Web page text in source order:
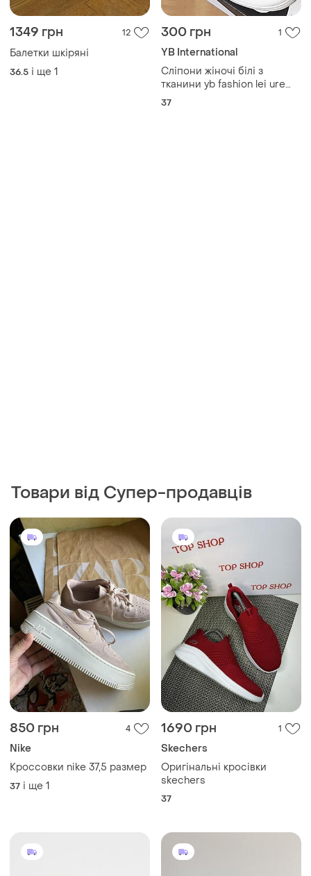
1349 грн 12
Балетки шкіряні
36.5 і ще 1
300 грн 1
YB International
Сліпони жіночі білі з
тканини yb fashion lei ure
litto
37
Товари від Супер-продавців
850 грн 4
Nike
Кроссовки nike 37,5 размер
37 і ще 1
1690 грн 1
Skechers
Оригінальні кросівки
skechers
37